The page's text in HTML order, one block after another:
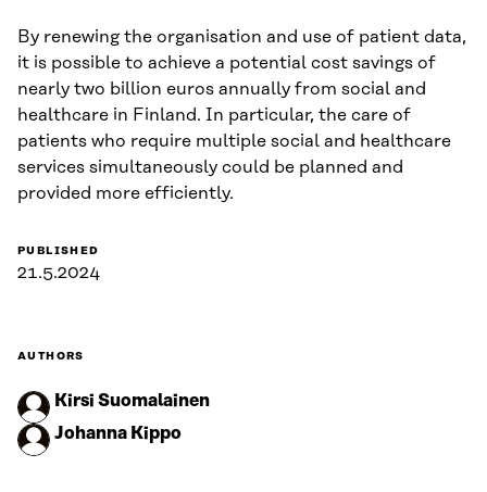
By renewing the organisation and use of patient data,
it is possible to achieve a potential cost savings of
nearly two billion euros annually from social and
healthcare in Finland. In particular, the care of
patients who require multiple social and healthcare
services simultaneously could be planned and
provided more efficiently.
PUBLISHED
21.5.2024
AUTHORS
Kirsi Suomalainen
Johanna Kippo